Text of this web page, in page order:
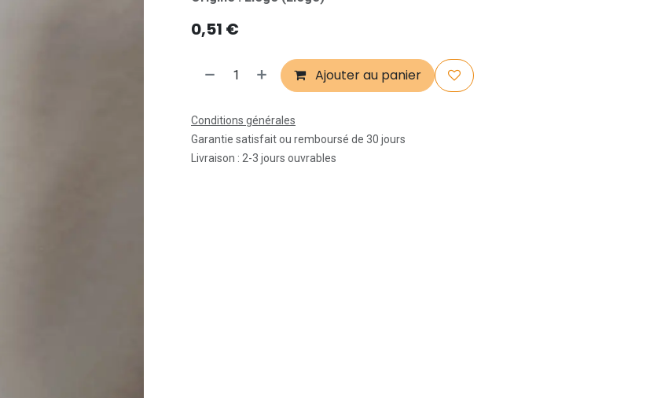
0,51 €
Ajouter au panier
Conditions générales
Garantie satisfait ou remboursé de 30 jours
Livraison : 2-3 jours ouvrables